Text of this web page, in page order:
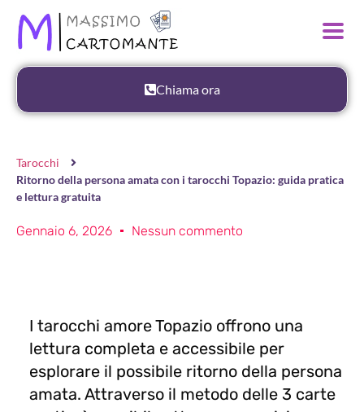
Chiama ora
Tarocchi
Ritorno della persona amata con i tarocchi Topazio: guida pratica
e lettura gratuita
Gennaio 6, 2026 Nessun commento
I tarocchi amore Topazio offrono una
lettura completa e accessibile per
esplorare il possibile ritorno della persona
amata. Attraverso il metodo delle 3 carte